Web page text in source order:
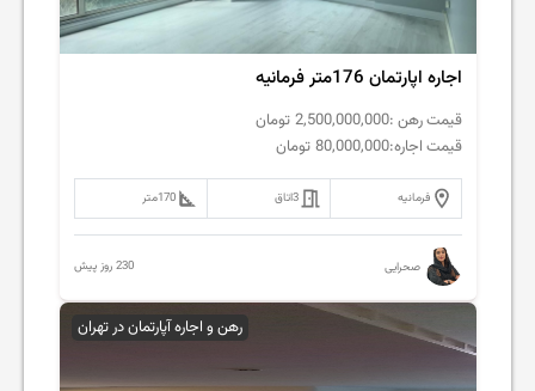
اجاره اپارتمان 176متر فرمانیه
قیمت رهن :2,500,000,000 تومان
قیمت اجاره:80,000,000 تومان
فرمانیه 3اتاق 170متر
صحرایی 230 روز پیش
رهن و اجاره آپارتمان در تهران